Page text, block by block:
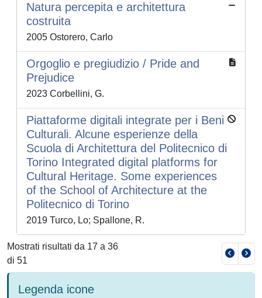
Natura percepita e architettura
costruita
2005 Ostorero, Carlo
Orgoglio e pregiudizio / Pride and
Prejudice
2023 Corbellini, G.
Piattaforme digitali integrate per i Beni
Culturali. Alcune esperienze della
Scuola di Architettura del Politecnico di
Torino Integrated digital platforms for
Cultural Heritage. Some experiences
of the School of Architecture at the
Politecnico di Torino
2019 Turco, Lo; Spallone, R.
Mostrati risultati da 17 a 36
di 51
Legenda icone